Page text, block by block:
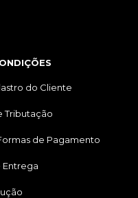
do Cliente
Tributação
de Pagamento
Entrega